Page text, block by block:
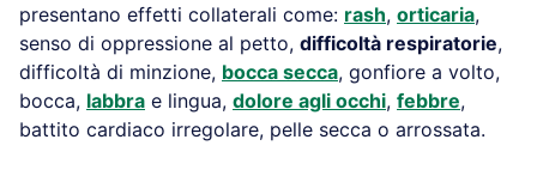
presentano effetti collaterali come: rash, orticaria,
senso di oppressione al petto, difficoltà respiratorie,
difficoltà di minzione, bocca secca, gonfiore a volto,
bocca, labbra e lingua, dolore agli occhi, febbre,
battito cardiaco irregolare, pelle secca o arrossata.